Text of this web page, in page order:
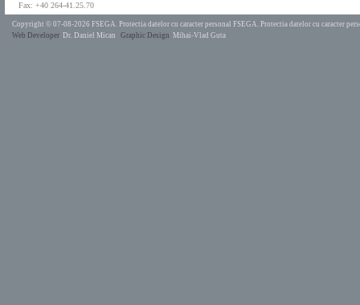
Fax: +40 264-41.25.70
Copyright © 07-08-2026 FSEGA. Protectia datelor cu caracter personal FSEGA. Protectia datelor cu caracter
Web Developer Dr. Daniel Mican Graphic Design Mihai-Vlad Guta